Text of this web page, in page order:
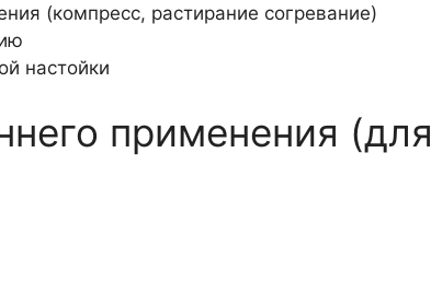
(компресс, растирание согревание)
настойки
применения (для